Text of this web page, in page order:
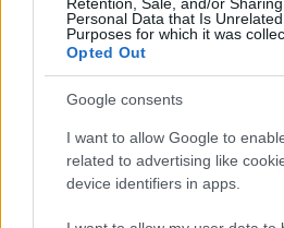
Personal Data that Is
Purposes for which it was
Opted Out
Google consents
I want to allow Google to
related to advertising like
device identifiers in apps.
nagyszerű McCoy Tyner
aukcióin ezúttal egy magyar
indulhat a hajrá.